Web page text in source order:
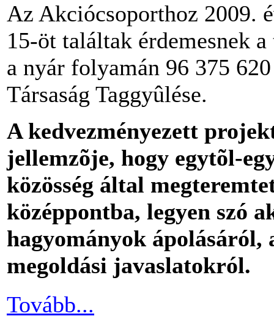
Az Akciócsoporthoz 2009.
15-öt találtak érdemesnek
a nyár folyamán 96 375
Társaság Taggyûlése.
A kedvezményezett
jellemzõje, hogy egytõl-
közösség által
középpontba, legyen szó
hagyományok ápolásáról,
megoldási javaslatokról.
Tovább...